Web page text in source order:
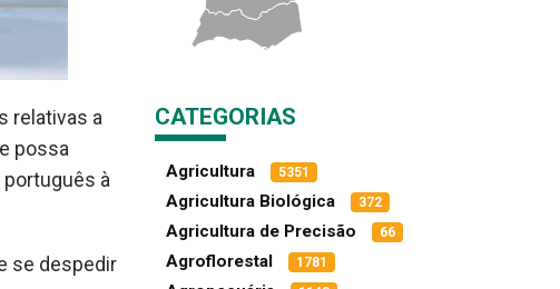
relativas a
possa
português à
se despedir
CATEGORIAS
Agricultura 5351
Agricultura Biológica 372
Agricultura de Precisão 66
Agroflorestal 1781